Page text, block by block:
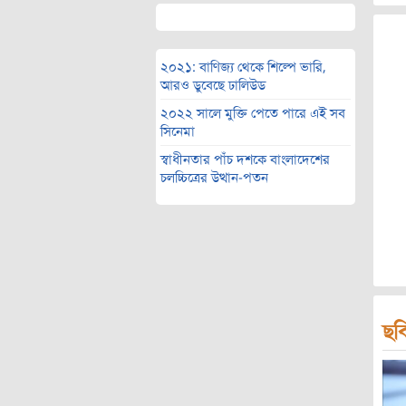
২০২১: বাণিজ্য থেকে শিল্পে ভারি,
আরও ডুবেছে ঢালিউড
২০২২ সালে মুক্তি পেতে পারে এই সব
সিনেমা
স্বাধীনতার পাঁচ দশকে বাংলাদেশের
চলচ্চিত্রের উত্থান-পতন